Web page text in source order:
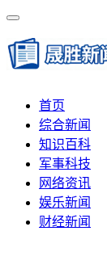
首页
综合新闻
知识百科
军事科技
网络资讯
娱乐新闻
财经新闻